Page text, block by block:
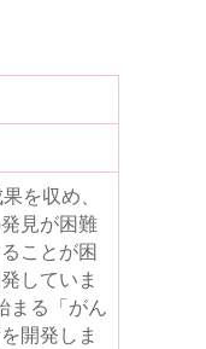
を収め、
見が困難
ことが困
していま
まる「がん
開発しま